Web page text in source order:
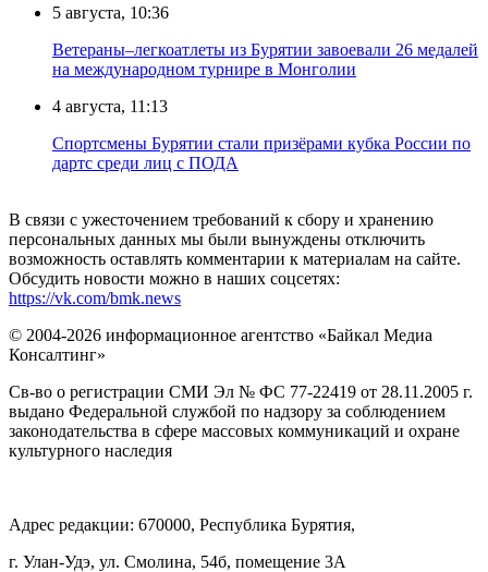
5 августа, 10:36
Ветераны–легкоатлеты из Бурятии завоевали 26 медалей
на международном турнире в Монголии
4 августа, 11:13
Спортсмены Бурятии стали призёрами кубка России по
дартс среди лиц с ПОДА
В связи с ужесточением требований к сбору и хранению
персональных данных мы были вынуждены отключить
возможность оставлять комментарии к материалам на сайте.
Обсудить новости можно в наших соцсетях:
https://vk.com/bmk.news
© 2004-2026 информационное агентство «Байкал Медиа
Консалтинг»
Св-во о регистрации СМИ Эл № ФС 77-22419 от 28.11.2005 г.
выдано Федеральной службой по надзору за соблюдением
законодательства в сфере массовых коммуникаций и охране
культурного наследия
Адрес редакции: 670000, Республика Бурятия,
г. Улан-Удэ, ул. Смолина, 54б, помещение 3А